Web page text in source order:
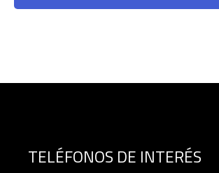
TELÉFONOS DE INTERÉS